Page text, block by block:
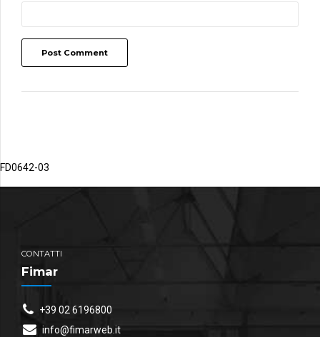
Post Comment
FD0642-03
CONTATTI
Fimar
+39 02 6196800
info@fimarweb.it